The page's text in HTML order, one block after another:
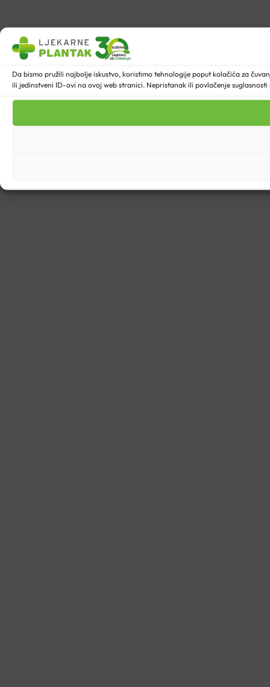
Da bismo pružili najbolje iskustvo, koristimo tehnologije poput kolačića za
ili jedinstveni ID-ovi na ovoj web stranici. Nepristanak ili povlačenje